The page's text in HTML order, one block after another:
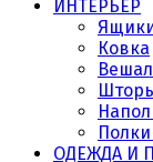
ИНТЕРЬЕР
Ковка
ОДЕЖДА И